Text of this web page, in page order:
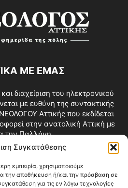
Συγκατάθεσης
εμπειρία, χρησιμοποιούμε
την αποθήκευση ή/και την πρόσβαση σε
για τις εν λόγω τεχνολογίες
ΜΕ ΕΜΑΣ
διαχείριση του ηλεκτρονικού
με ευθύνη της συντακτικής
Αττικής που εκδίδεται
στην ανατολική Αττική με
την Παλλήνη.
info@neologosattikis.gr
ΜΑΣ